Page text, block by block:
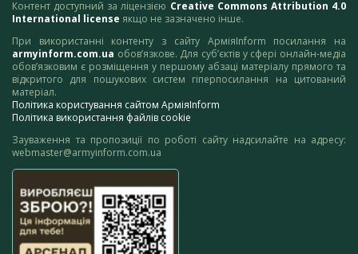
Контент доступний за ліцензією Creative Commons Attribution 4.0
International license якщо не зазначено інше.
При використанні контенту з сайту АрміяInform посилання на
armyinform.com.ua обов’язкове. Для суб’єктів у сфері онлайн-медіа
обов’язковим є розміщення у першому абзаці матеріалу прямого та
відкритого для пошукових систем гіперпосилання на цитований
матеріал.
Політика користування сайтом АрміяInform
Політика використання файлів cookie
Зауваження та пропозиції по роботі сайту надсилайте на адресу:
webmaster@armyinform.com.ua